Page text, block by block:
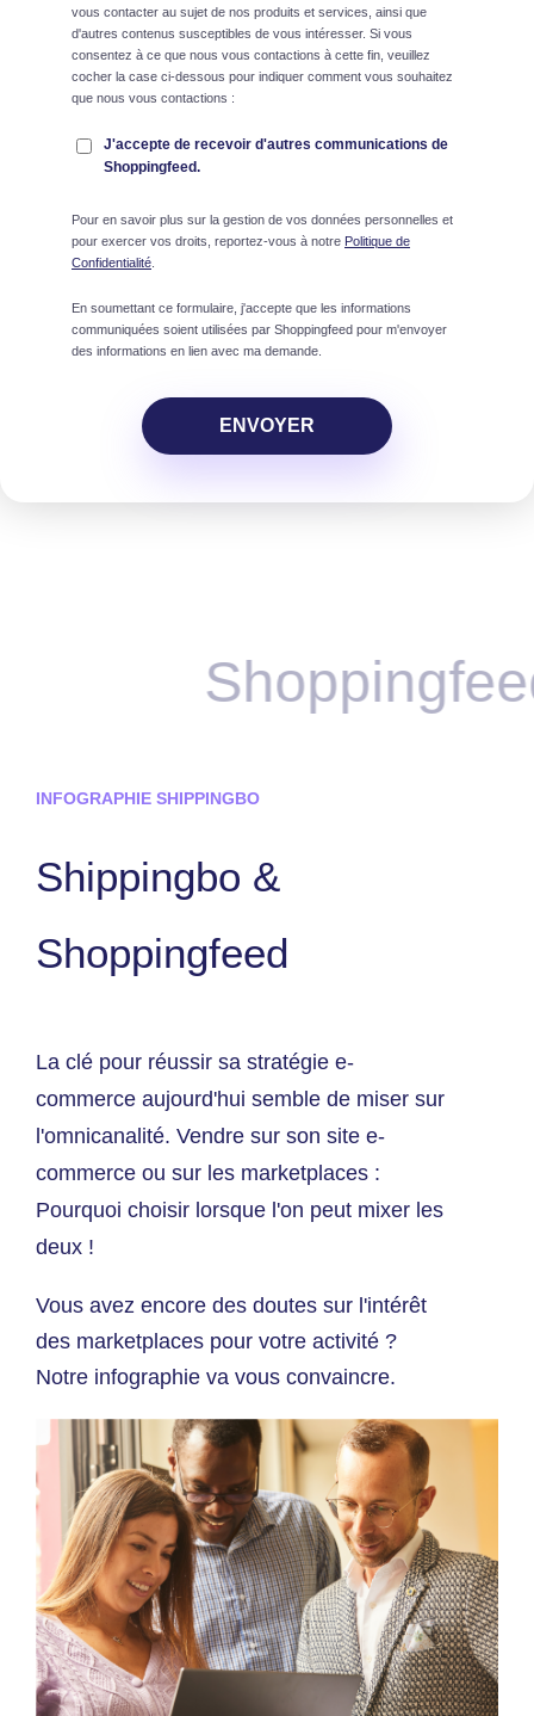
vous contacter au sujet de nos produits et services, ainsi que
d'autres contenus susceptibles de vous intéresser. Si vous
consentez à ce que nous vous contactions à cette fin, veuillez
cocher la case ci-dessous pour indiquer comment vous souhaitez
que nous vous contactions :
J'accepte de recevoir d'autres communications de
Shoppingfeed.
Pour en savoir plus sur la gestion de vos données personnelles et
pour exercer vos droits, reportez-vous à notre Politique de
Confidentialité
En soumettant ce formulaire, j'accepte que les informations
communiquées soient utilisées par Shoppingfeed pour m'envoyer
des informations en lien avec ma demande.
INFOGRAPHIE SHIPPINGBO
Shippingbo &
Shoppingfeed
La clé pour réussir sa stratégie e-
commerce aujourd'hui semble de miser sur
l'omnicanalité. Vendre sur son site e-
commerce ou sur les marketplaces :
Pourquoi choisir lorsque l'on peut mixer les
deux !
Vous avez encore des doutes sur l'intérêt
des marketplaces pour votre activité ?
Notre infographie va vous convaincre.